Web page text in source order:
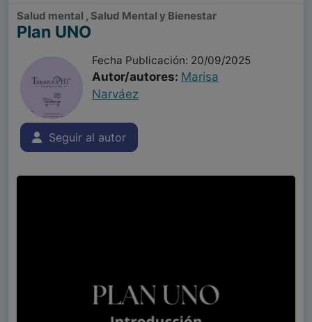
Salud mental , Salud Mental y Bienestar
Plan UNO
Fecha Publicación: 20/09/2025
Autor/autores: Marisa
Narváez
Seguir al autor